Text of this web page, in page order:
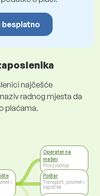
besplatno
najčešće
radnog mjesta da
plaćama.
i
Operater na
mašini
Proizvodnja
Poštar
Transport, promet i
logistika